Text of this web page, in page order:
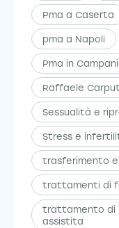
Pma a Caserta
pma a Napoli
Pma in
Raffaele
Sessualità e
Stress e
trasferimento
trattamenti di
trattamento di
assistita